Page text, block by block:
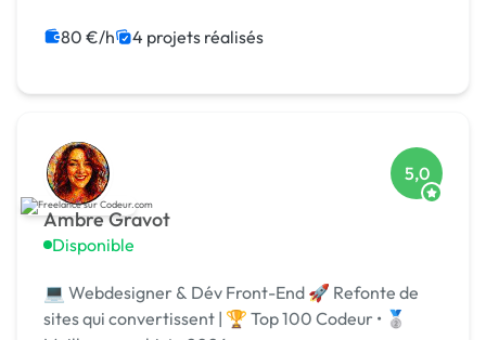
Migration ou refonte de site
80 €/h 4 projets réalisés
Ambre Gravot
Disponible
5,0
💻 Webdesigner & Dév Front-End 🚀 Refonte de
sites qui convertissent | 🏆 Top 100 Codeur • 🥈